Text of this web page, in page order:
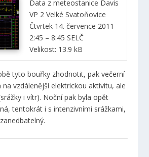
Data z meteostanice Davis
VP 2 Velké Svatoňovice
Čtvrtek 14. července 2011
2:45 – 8:45 SELČ
Velikost: 13.9 kB
tyto bouřky zhodnotit, pak večerní
vzdálenější elektrickou aktivitu, ale
i vítr). Noční pak byla opět
tentokrát i s intenzivními srážkami,